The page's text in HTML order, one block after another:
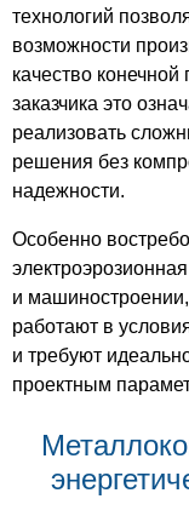
технологий
возможности
качество
заказчика это
реализовать
решения без
надежности.
Особенно
и
работают в
и требуют
проектным